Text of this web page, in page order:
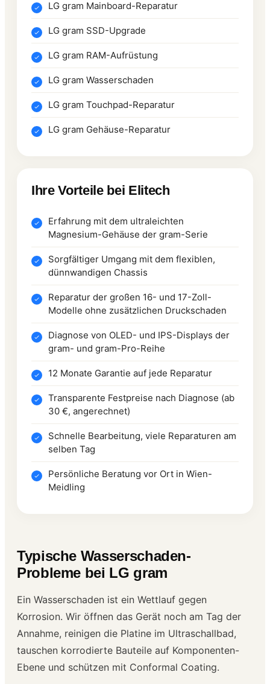
LG gram Mainboard-Reparatur
LG gram SSD-Upgrade
LG gram RAM-Aufrüstung
LG gram Wasserschaden
LG gram Touchpad-Reparatur
LG gram Gehäuse-Reparatur
Ihre Vorteile bei Elitech
Erfahrung mit dem ultraleichten
Magnesium-Gehäuse der gram-Serie
Sorgfältiger Umgang mit dem flexiblen,
dünnwandigen Chassis
Reparatur der großen 16- und 17-Zoll-
Modelle ohne zusätzlichen Druckschaden
Diagnose von OLED- und IPS-Displays der
gram- und gram-Pro-Reihe
12 Monate Garantie auf jede Reparatur
Transparente Festpreise nach Diagnose (ab
30 €, angerechnet)
Schnelle Bearbeitung, viele Reparaturen am
selben Tag
Persönliche Beratung vor Ort in Wien-
Meidling
Typische Wasserschaden-
Probleme bei LG gram
Ein Wasserschaden ist ein Wettlauf gegen
Korrosion. Wir öffnen das Gerät noch am Tag der
Annahme, reinigen die Platine im Ultraschallbad,
tauschen korrodierte Bauteile auf Komponenten-
Ebene und schützen mit Conformal Coating.